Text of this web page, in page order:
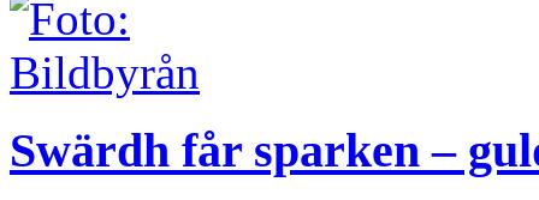
Swärdh får sparken –